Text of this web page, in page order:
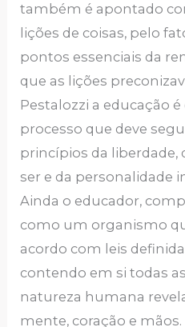
também é apontado
lições de coisas, pelo
pontos essenciais da
que as lições
Pestalozzi a educação
processo que deve
princípios da liberdade,
ser e da personalidade
Ainda o educador,
como um organismo
acordo com leis
contendo em si todas
natureza humana
mente, coração e